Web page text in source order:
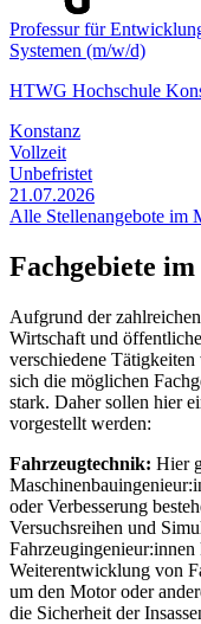
Professur für
Systemen (m/w/d)
HTWG Hochschule
Konstanz
Vollzeit
Unbefristet
21.07.2026
Alle Stellenangebote im
Fachgebiete
Aufgrund der
Wirtschaft und
verschiedene
sich die möglichen
stark. Daher sollen hier
vorgestellt werden:
Fahrzeugtechnik: Hier
oder Verbesserung
Versuchsreihen und
Weiterentwicklung von
um den Motor oder
die Sicherheit der